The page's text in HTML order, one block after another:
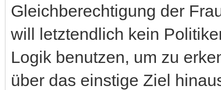
Gleichberechtigung der
will letztendlich kein
Logik benutzen, um zu
über das einstige Ziel